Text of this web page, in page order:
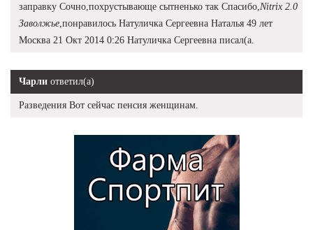
заправку Сочно,похрустывающе сытненько так Спасибо, Nitrix 2.0
Заволжье ,понравилось Натуличка Сергеевна Наталья 49 лет
Москва 21 Окт 2014 0:26 Натуличка Сергеевна писал(а.
Чарли ответил(а)
Разведения Вот сейчас пенсия женщинам.